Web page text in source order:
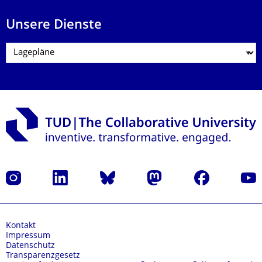
Unsere Dienste
Instagram LinkedIn Bluesky Mastodon Facebook
Kontakt
Impressum
Datenschutz
Transparenzgesetz